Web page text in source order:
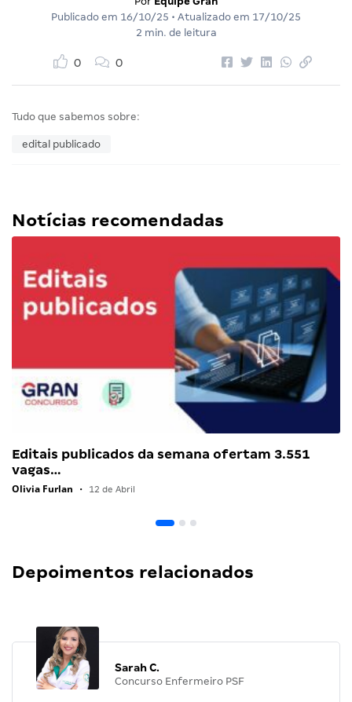
Publicado em 16/10/25 • Atualizado em 17/10/25
2 min. de leitura
0 0
Tudo que sabemos sobre:
edital publicado
Notícias recomendadas
Editais publicados da semana ofertam 3.551
vagas…
Olivia Furlan • 12 de Abril
Depoimentos relacionados
Sarah C.
Concurso Enfermeiro PSF